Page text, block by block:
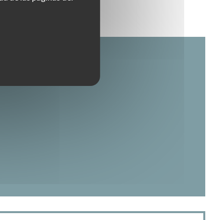
France Benjamin Coint. On retrouve dans ses
Les plats à l’ardoise la semaine laissent place à
ventana))